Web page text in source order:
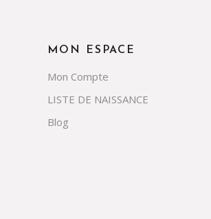
MON ESPACE
Mon Compte
LISTE DE NAISSANCE
Blog